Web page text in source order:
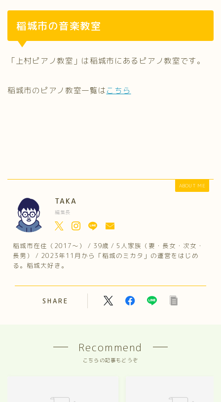
稲城市の音楽教室
「上村ピアノ教室」は稲城市にあるピアノ教室です。
稲城市のピアノ教室一覧はこちら
ABOUT ME
TAKA
編集長
稲城市在住（2017～） / 39歳 / 5人家族（妻・長女・次女・
長男） / 2023年11月から「稲城のミカタ」の運営をはじめ
る。稲城大好き。
SHARE
Recommend
こちらの記事もどうぞ